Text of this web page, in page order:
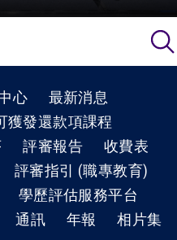
心
最新消息
獲發還款項課程
評審報告
收費表
評審指引 (職專教育)
學歷評估服務平台
通訊 年報 相片集